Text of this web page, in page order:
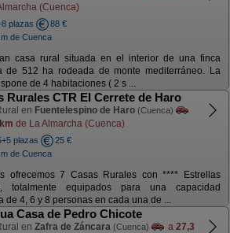
(Cuenca)
plazas
88 €
de Cuenca
casa rural situada en el interior de una finca
de 512 ha rodeada de monte mediterráneo. La
de 4 habitaciones ( 2 s ...
Rurales CTR El Cerrete de Haro
en Fuentelespino de Haro (Cuenca)
de La Almarcha (Cuenca)
plazas
25 €
de Cuenca
ofrecemos 7 Casas Rurales con **** Estrellas
totalmente equipados para una capacidad
de 4, 6 y 8 personas en cada una de ...
Casa de Pedro Chicote
en Zafra de Záncara (Cuenca) a 27,3